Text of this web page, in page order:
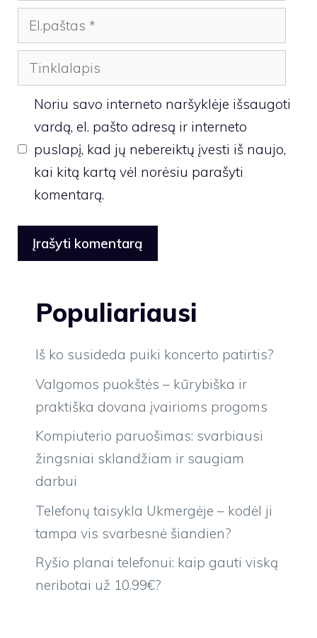
El.paštas
Tinklalapis
Noriu savo interneto naršyklėje išsaugoti
vardą, el. pašto adresą ir interneto
puslapį, kad jų nebereiktų įvesti iš naujo,
kai kitą kartą vėl norėsiu parašyti
komentarą.
Populiariausi
Iš ko susideda puiki koncerto patirtis?
Valgomos puokštės – kūrybiška ir
praktiška dovana įvairioms progoms
Kompiuterio paruošimas: svarbiausi
žingsniai sklandžiam ir saugiam
darbui
Telefonų taisykla Ukmergėje – kodėl ji
tampa vis svarbesnė šiandien?
Ryšio planai telefonui: kaip gauti viską
neribotai už 10.99€?